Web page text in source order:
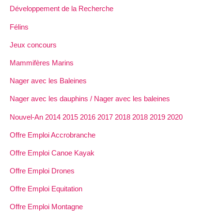
Développement de la Recherche
Félins
Jeux concours
Mammifères Marins
Nager avec les Baleines
Nager avec les dauphins / Nager avec les baleines
Nouvel-An 2014 2015 2016 2017 2018 2018 2019 2020
Offre Emploi Accrobranche
Offre Emploi Canoe Kayak
Offre Emploi Drones
Offre Emploi Equitation
Offre Emploi Montagne